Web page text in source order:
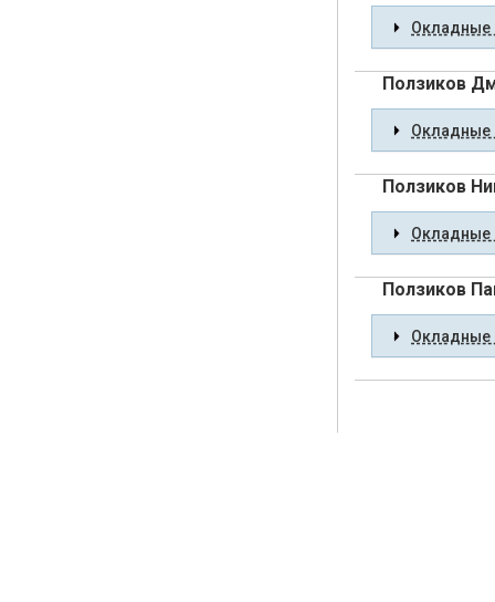
Окладные
Ползиков
Окладные
Ползиков
Окладные
Ползиков
Окладные